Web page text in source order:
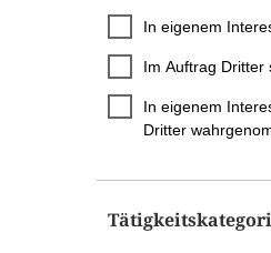
In eigenem
Im Auftrag Dritter
In eigenem
Dritter